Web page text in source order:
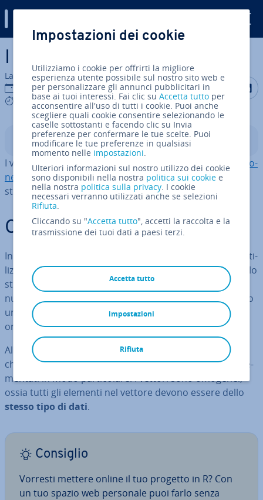
Vai al contenuto prin­ci­pa­le
I vettori in R: le basi
La redazione di IONOS
05 dic 2024
6 mins
Condividi
Indice
I vettori hanno un ruolo im­por­tan­te nella
pro­gram­ma­zio­
ne in R. Sono uti­liz­za­ti per salvare più elementi dello
stesso tipo in una variabile.
Che cosa sono i vettori in R?
In R i vettori sono una
, uti­
liz­za­ta per salvare una raccolta ordinata di elementi dello
stesso tipo di dati. Questi elementi possono essere
numeri, stringhe di caratteri o valori logici. I vettori sono
un com­po­nen­te im­por­tan­te di R perché con­sen­to­no di
or­ga­niz­za­re ed elaborare i dati in modo ef­fi­cien­te.
Al contrario di molti altri linguaggi di pro­gram­ma­zio­ne
che uti­liz­za­no gli array o le liste, in R i vettori sono im­ple­
men­ta­ti in modo par­ti­co­la­re. I vettori sono omogenei,
ossia tutti gli elementi nel vettore devono essere dello
stesso tipo di dati.
Consiglio
Vorresti mettere online il tuo progetto in R? Con
un tuo spazio web personale puoi farlo senza
Impostazioni dei cookie
Utilizziamo i cookie per offrirti la migliore
esperienza utente possibile sul nostro sito web e
per personalizzare gli annunci pubblicitari in
base ai tuoi interessi. Fai clic suAccetta tutto per
acconsentire all'uso di tutti i cookie. Puoi anche
scegliere quali cookie consentire selezionando le
caselle sottostanti e facendo clic su Invia
preferenze per confermare le tue scelte. Puoi
modificare le tue preferenze in qualsiasi
momento nelle impostazioni.
Ulteriori informazioni sul nostro utilizzo dei cookie
sono disponibili nella nostra politica sui cookie e
nella nostra politica sulla privacy. I cookie
necessari verranno utilizzati anche se selezioni
Rifiuta.
Cliccando su "Accetta tutto", accetti la raccolta e la
trasmissione dei tuoi dati a paesi terzi.
Accetta tutto
Rifiuta
impostazioni